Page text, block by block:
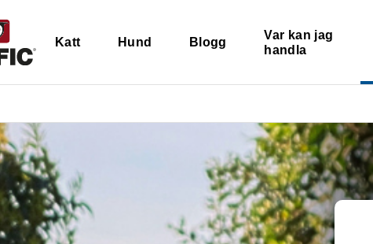
Katt Hund Blogg
Var kan jag
handla